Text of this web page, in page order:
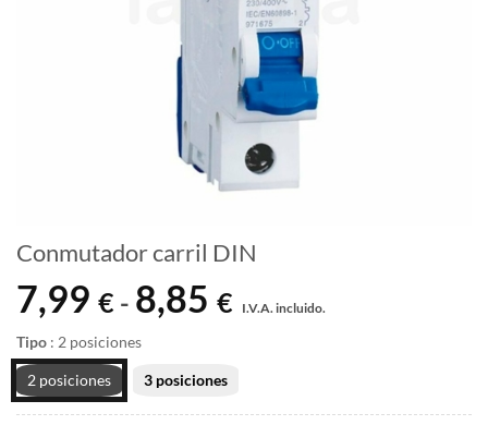
Conmutador carril DIN
7,99 € - 8,85 €
de
I.V.A. incluido.
Tipo : 2 posiciones
2 posiciones 3 posiciones